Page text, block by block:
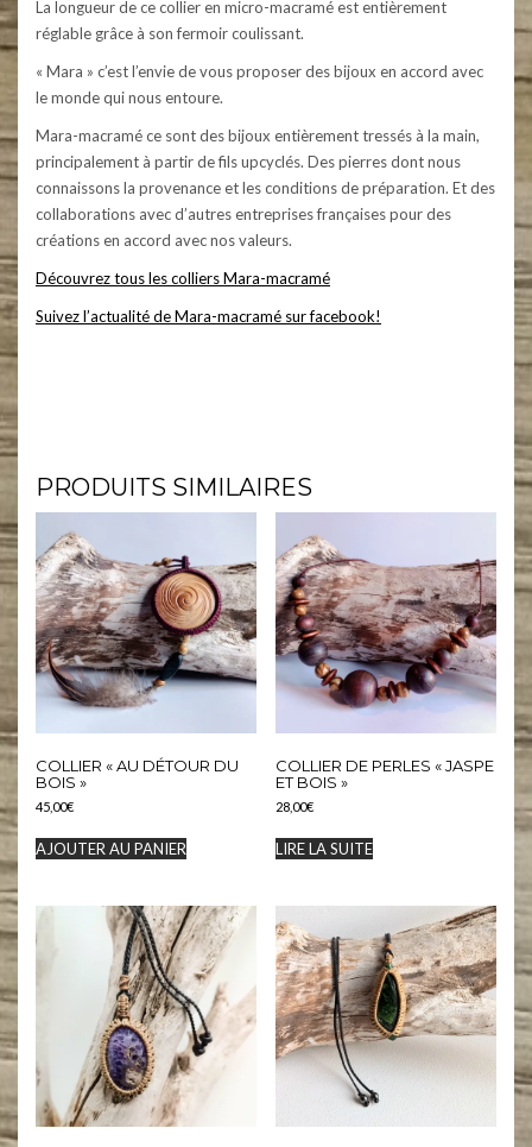
La longueur de ce collier en micro-macramé est entièrement
réglable grâce à son fermoir coulissant.
« Mara » c’est l’envie de vous proposer des bijoux en accord avec
le monde qui nous entoure.
Mara-macramé ce sont des bijoux entièrement tressés à la main,
principalement à partir de fils upcyclés. Des pierres dont nous
connaissons la provenance et les conditions de préparation. Et des
collaborations avec d’autres entreprises françaises pour des
créations en accord avec nos valeurs.
Découvrez tous les colliers Mara-macramé
Suivez l’actualité de Mara-macramé sur facebook!
PRODUITS SIMILAIRES
COLLIER « AU DÉTOUR DU
BOIS »
45,00€
AJOUTER AU PANIER
COLLIER DE PERLES « JASPE
ET BOIS »
28,00€
LIRE LA SUITE